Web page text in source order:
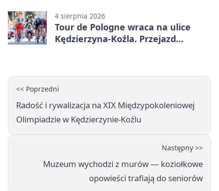
4 sierpnia 2026
Tour de Pologne wraca na ulice
Kędzierzyna-Koźla. Przejazd
<< Poprzedni
Radość i rywalizacja na XIX Międzypokoleniowej
Olimpiadzie w Kędzierzynie-Koźlu
Następny >>
Muzeum wychodzi z murów — koziołkowe
opowieści trafiają do seniorów